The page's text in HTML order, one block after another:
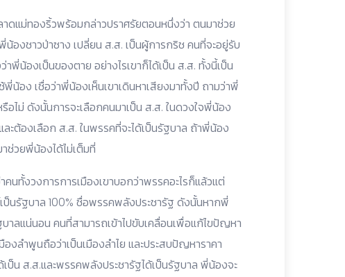
ดแม่ทองริ้วพร้อมกล่าวปราศรัยตอนหนึ่งว่า ตนมาช่วย
องชาวป่าซาง เปลี่ยน ส.ส. เป็นผู้การกริช คนที่จะอยู่รับ
พี่น้องเป็นของตาย อย่างไรเขาก็ได้เป็น ส.ส. ทั้งนี้เป็น
น้อง เชื่อว่าพี่น้องเห็นเขาเดินหาเสียงมาทั้งปี ถามว่าพี่
อไม่ ดังนั้นการจะเลือกคนมาเป็น ส.ส. ในดวงใจพี่น้อง
ต้องเลือก ส.ส. ในพรรคที่จะได้เป็นรัฐบาล ถ้าพี่น้อง
ช่วยพี่น้องได้ไม่เต็มที่
ทั้งวงการการเมืองเขาบอกว่าพรรคอะไรก็แล้วแต่
นรัฐบาล 100% ชื่อพรรคพลังประชารัฐ ดังนั้นหากพี่
าลแน่นอน คนที่สามารถเข้าไปขับเคลื่อนเพื่อแก้ไขปัญหา
งลำพูนถือว่าเป็นเมืองลำไย และประสบปัญหาราคา
น ส.ส.และพรรคพลังประชารัฐได้เป็นรัฐบาล พี่น้องจะ